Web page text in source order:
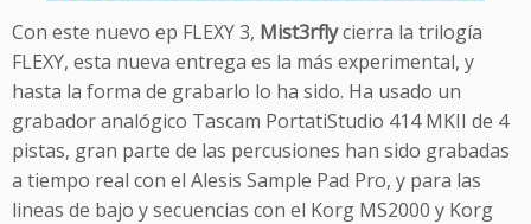
Con este nuevo ep FLEXY 3, Mist3rflycierra la trilogía
FLEXY, esta nueva entrega es la más experimental, y
hasta la forma de grabarlo lo ha sido. Ha usado un
grabador analógico Tascam PortatiStudio 414 MKII de 4
pistas, gran parte de las percusiones han sido grabadas
a tiempo real con el Alesis Sample Pad Pro, y para las
lineas de bajo y secuencias con el Korg MS2000 y Korg